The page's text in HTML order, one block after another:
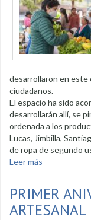
desarrollaron en este
ciudadanos.
El espacio ha sido
desarrollarán allí, se
ordenada a los
Lucas, Jimbilla,
de ropa de segundo
Leer más
PRIMER
ARTESANAL